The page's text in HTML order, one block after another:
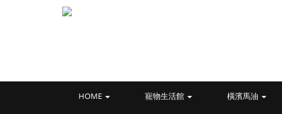
HOME 寵物生活館 橫濱馬油